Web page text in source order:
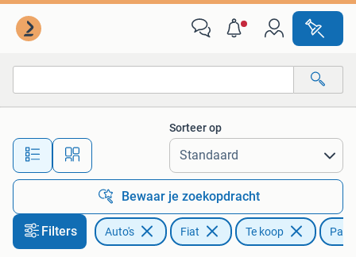
Alle afstanden…
Sorteer op
Bewaar je zoekopdracht
Filters Auto's Fiat Te koop